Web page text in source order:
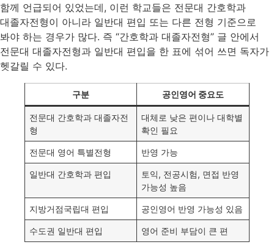
함께 언급되어 있었는데, 이런 학교들은 전문대 간호학과
대졸자전형이 아니라 일반대 편입 또는 다른 전형 기준으로
봐야 하는 경우가 많다. 즉 “간호학과 대졸자전형” 글 안에서
전문대 대졸자전형과 일반대 편입을 한 표에 섞어 쓰면 독자가
헷갈릴 수 있다.
구분 공인영어 중요도
전문대 간호학과 대졸자전
형
대체로 낮은 편이나 대학별
확인 필요
전문대 영어 특별전형 반영 가능
일반대 간호학과 편입
토익, 전공시험, 면접 반영
가능성 높음
지방거점국립대 편입 공인영어 반영 가능성 있음
수도권 일반대 편입 영어 준비 부담이 큰 편